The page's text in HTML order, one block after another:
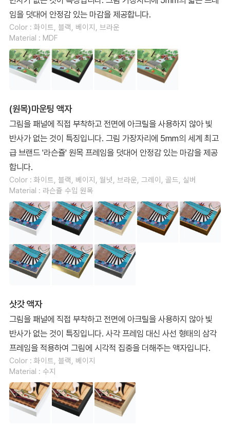
임을 덧대어 안정감 있는 마감을 제공합니다.
Color : 화이트, 블랙, 베이지, 브라운
Material : MDF
(원목)마운팅 액자
그림을 패널에 직접 부착하고 전면에 아크릴을 사용하지 않아 빛
반사가 없는 것이 특징입니다. 그림 가장자리에 5mm의 세계 최고
급 브랜드 '라슨쥴' 원목 프레임을 덧대어 안정감 있는 마감을 제공
합니다.
Color : 화이트, 블랙, 베이지, 월넛, 브라운, 그레이, 골드, 실버
Material : 라슨쥴 수입 원목
삿갓 액자
그림을 패널에 직접 부착하고 전면에 아크릴을 사용하지 않아 빛
반사가 없는 것이 특징입니다. 사각 프레임 대신 사선 형태의 삼각
프레임을 적용하여 그림에 시각적 집중을 더해주는 액자입니다.
Color : 화이트, 블랙, 베이지
Material : 수지